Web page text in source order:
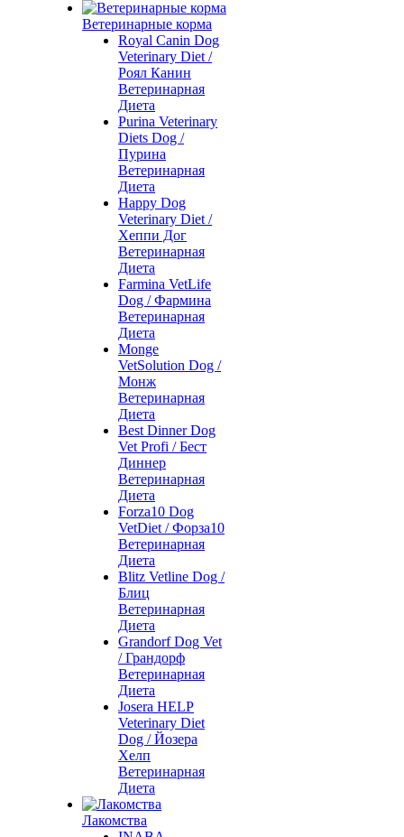
Ветеринарные корма
Royal Canin Dog
Veterinary Diet /
Роял Канин
Ветеринарная
Диета
Purina Veterinary
Diets Dog /
Пурина
Ветеринарная
Диета
Happy Dog
Veterinary Diet /
Хеппи Дог
Ветеринарная
Диета
Farmina VetLife
Dog / Фармина
Ветеринарная
Диета
Monge
VetSolution Dog /
Монж
Ветеринарная
Диета
Best Dinner Dog
Vet Profi / Бест
Диннер
Ветеринарная
Диета
Forza10 Dog
VetDiet / Форза10
Ветеринарная
Диета
Blitz Vetline Dog /
Блиц
Ветеринарная
Диета
Grandorf Dog Vet
/ Грандорф
Ветеринарная
Диета
Josera HELP
Veterinary Diet
Dog / Йозера
Хелп
Ветеринарная
Диета
Лакомства